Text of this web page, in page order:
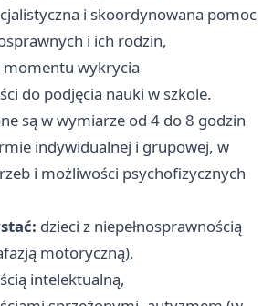
i skoordynowana pomoc
i ich rodzin,
wykrycia
do podjęcia nauki w szkole.
są w wymiarze od 4 do 8 godzin
indywidualnej i grupowej, w
i możliwości psychofizycznych
dzieci z niepełnosprawnością
motoryczną),
intelektualną,